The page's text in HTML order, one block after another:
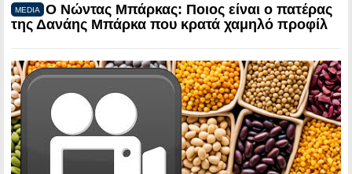
MEDIA
Ο Νώντας Μπάρκας: Ποιος είναι ο πατέρας
της Δανάης Μπάρκα που κρατά χαμηλό προφίλ